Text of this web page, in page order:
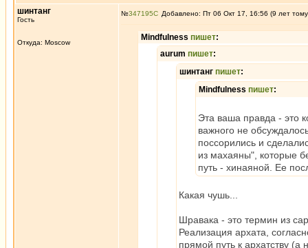
шинтанг
Гость
Откуда: Moscow
№347195 Добавлено: Пт 06 Окт 17, 16:56 (9 лет
Mindfulness пишет:
aurum пишет:
шинтанг пишет:
Mindfulness пишет:
Эта ваша правда - это
важного не
поссорились и
из махаяны", которые
путь - хинаяной. Ее
Какая чушь...
Шравака - это термин из
Реализация архата,
прямой путь к архатству (а